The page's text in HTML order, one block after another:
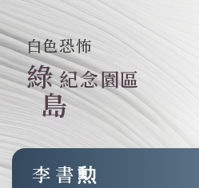
白色恐怖
綠
島
紀念園區
李書勲